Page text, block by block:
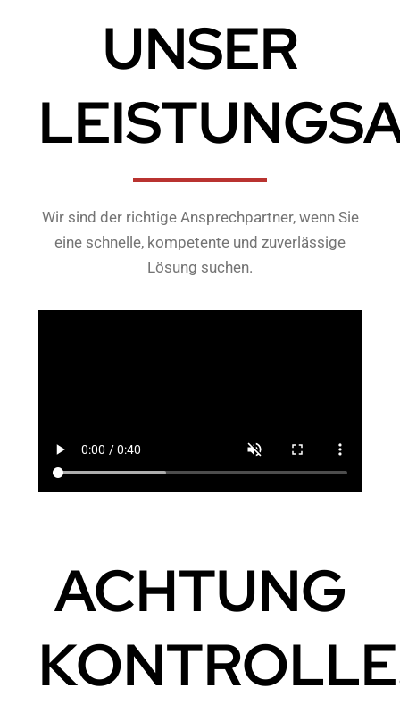
UNSER
Wir sind der richtige Ansprechpartner, wenn Sie
eine schnelle, kompetente und zuverlässige
Lösung suchen.
ACHTUNG